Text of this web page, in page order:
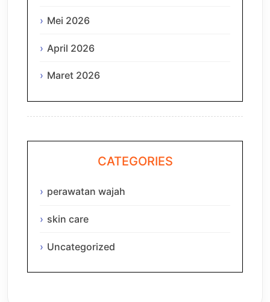
Mei 2026
April 2026
Maret 2026
CATEGORIES
perawatan wajah
skin care
Uncategorized